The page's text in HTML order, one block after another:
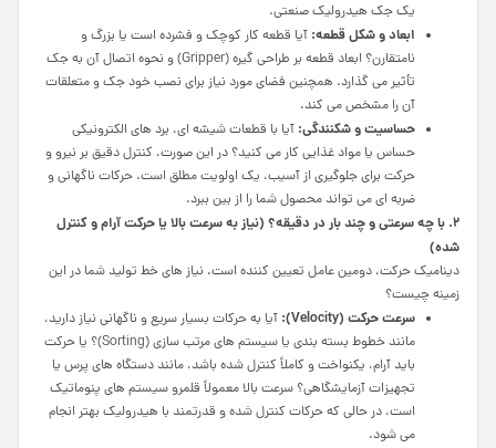
یک جک هیدرولیک صنعتی.
ابعاد و شکل قطعه: آیا قطعه کار کوچک و فشرده است یا بزرگ و
نامتقارن؟ ابعاد قطعه بر طراحی گیره (Gripper) و نحوه اتصال آن به جک
تأثیر می گذارد. همچنین فضای مورد نیاز برای نصب خود جک و متعلقات
آن را مشخص می کند.
حساسیت و شکنندگی: آیا با قطعات شیشه ای، برد های الکترونیکی
حساس یا مواد غذایی کار می کنید؟ در این صورت، کنترل دقیق بر نیرو و
حرکت برای جلوگیری از آسیب، یک اولویت مطلق است. حرکات ناگهانی و
ضربه ای می تواند محصول شما را از بین ببرد.
۲. با چه سرعتی و چند بار در دقیقه؟ (نیاز به سرعت بالا یا حرکت آرام و کنترل
شده)
دینامیک حرکت، دومین عامل تعیین کننده است. نیاز های خط تولید شما در این
زمینه چیست؟
سرعت حرکت (Velocity
): آیا به حرکات بسیار سریع و ناگهانی نیاز دارید،
مانند خطوط بسته بندی یا سیستم های مرتب سازی (Sorting)؟ یا حرکت
باید آرام، یکنواخت و کاملاً کنترل شده باشد، مانند دستگاه های پرس یا
تجهیزات آزمایشگاهی؟ سرعت بالا معمولاً قلمرو سیستم های پنوماتیک
است، در حالی که حرکات کنترل شده و قدرتمند با هیدرولیک بهتر انجام
می شود.